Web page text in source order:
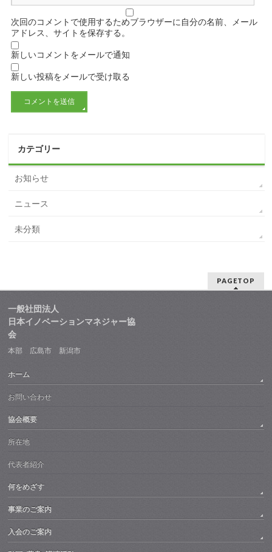
次回のコメントで使用するためブラウザーに自分の名前、メール
アドレス、サイトを保存する。
新しいコメントをメールで通知
新しい投稿をメールで受け取る
カテゴリー
お知らせ
ニュース
未分類
PAGETOP
一般社団法人
日本イノベーションマネジャー協
会
本部 広島市 新潟市
ホーム
お問い合わせ
協会概要
所在地
代表者紹介
何をめざす
事業のご案内
入会のご案内